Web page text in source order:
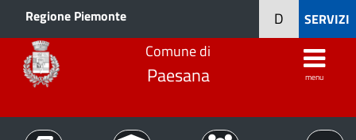
Regione Piemonte SERVIZI
D
Comune di
Paesana menu